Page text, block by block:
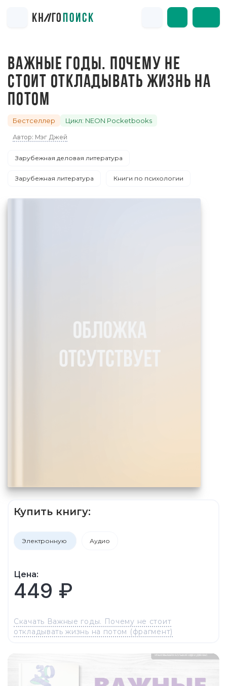
ВАЖНЫЕ ГОДЫ. ПОЧЕМУ НЕ
СТОИТ ОТКЛАДЫВАТЬ ЖИЗНЬ НА
ПОТОМ
Бестселлер Цикл: NEON Pocketbooks
Автор: Мэг Джей
Зарубежная деловая литература
Зарубежная литература Книги по психологии
Купить книгу:
Электронную Аудио
Цена:
449 ₽
Скачать Важные годы. Почему не стоит
откладывать жизнь на потом (фрагмент)